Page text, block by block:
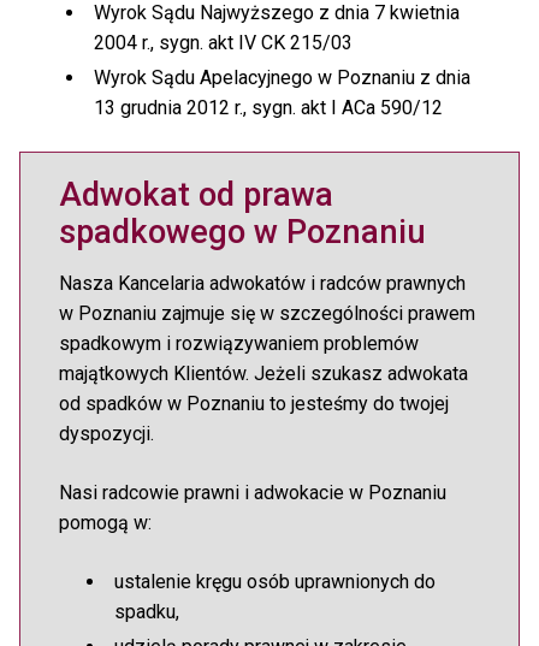
Wyrok Sądu Najwyższego z dnia 7 kwietnia
2004 r., sygn. akt IV CK 215/03
Wyrok Sądu Apelacyjnego w Poznaniu z dnia
13 grudnia 2012 r., sygn. akt I ACa 590/12
Adwokat od prawa
spadkowego w Poznaniu
Nasza Kancelaria adwokatów i radców prawnych
w Poznaniu zajmuje się w szczególności prawem
spadkowym i rozwiązywaniem problemów
majątkowych Klientów. Jeżeli szukasz adwokata
od spadków w Poznaniu to jesteśmy do twojej
dyspozycji.
Nasi radcowie prawni i adwokacie w Poznaniu
pomogą w:
ustalenie kręgu osób uprawnionych do
spadku,